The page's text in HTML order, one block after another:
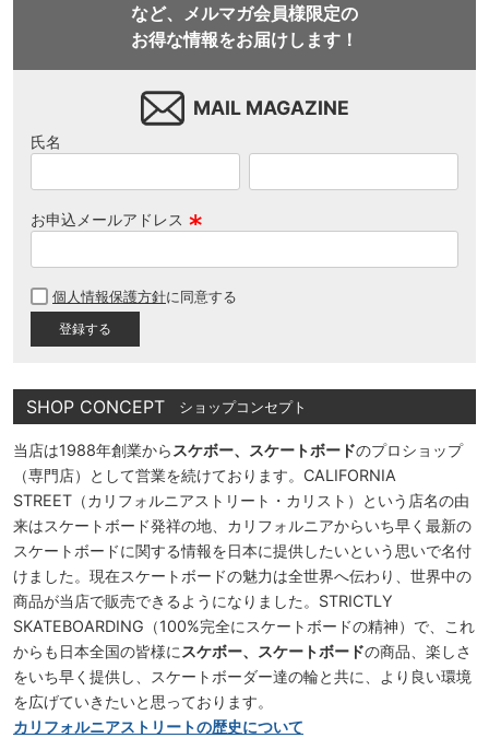
など、メルマガ会員様限定の
お得な情報をお届けします！
MAIL MAGAZINE
氏名
お申込メールアドレス
須
個人情報保護方針に同意する
SHOP CONCEPT ショップコンセプト
当店は1988年創業からスケボー、スケートボードのプロショップ
（専門店）として営業を続けております。CALIFORNIA
STREET（カリフォルニアストリート・カリスト）という店名の由
来はスケートボード発祥の地、カリフォルニアからいち早く最新の
スケートボードに関する情報を日本に提供したいという思いで名付
けました。現在スケートボードの魅力は全世界へ伝わり、世界中の
商品が当店で販売できるようになりました。STRICTLY
SKATEBOARDING（100%完全にスケートボードの精神）で、これ
からも日本全国の皆様にスケボー、スケートボードの商品、楽しさ
をいち早く提供し、スケートボーダー達の輪と共に、より良い環境
を広げていきたいと思っております。
カリフォルニアストリートの歴史について